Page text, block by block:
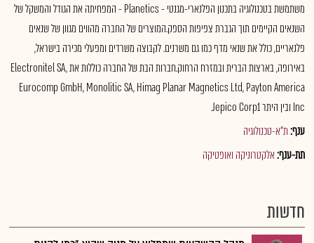
משתמשת בטכנולוגיה בתכנון הפלנארי-מגנטי - Planetics - המפחיתה את הגודל והמשקל של
השנאים הקיימים תוך הגברת צפיפות הספק.המוצרים של החברה מהווים מגוון של שנאים
פלנאריים, כולל את שנאי מדף כמו גם משרנים. לקבוצה משרדים ומפעלי מכירה בישראל,
באירופה, בארצות הברית ובמזרח הרחוק.חברות הבת של החברה כוללות את Electronitel SA,
Eurocomp GmbH, Monolitic SA, Himag Planar Magnetics Ltd, Payton America
Inc ובין היתר Jepico Corp1.
ענף:ת"א-טכנולוגיה
תת-ענף:אלקטרוניקה ואופטיקה
חדשות